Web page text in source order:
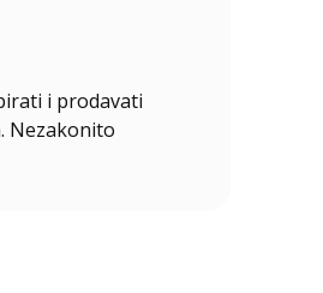
i prodavati
Nezakonito